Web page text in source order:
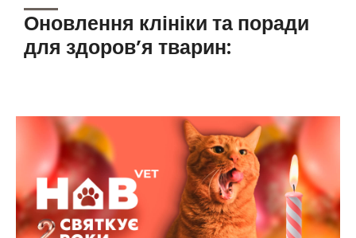
Оновлення клініки та поради
для здоров’я тварин: